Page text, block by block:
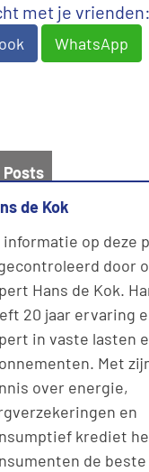
met je vrienden:
WhatsApp
de Kok
informatie op deze
door
Hans de Kok.
20 jaar ervaring
in vaste lasten
Met
over energie,
en
krediet
de beste